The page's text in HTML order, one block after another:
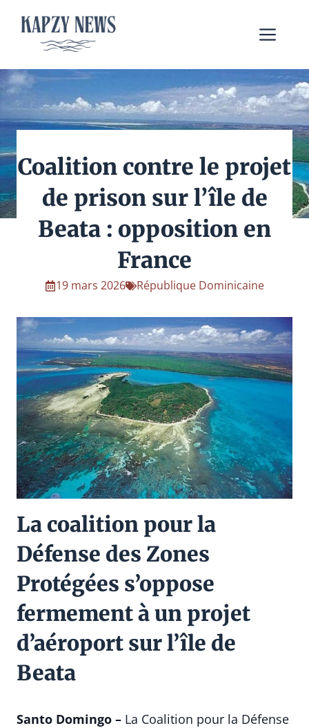
contenu
Coalition contre le projet
de prison sur l’île de
Beata : opposition en
France
19 mars 2026 République Dominicaine
La coalition pour la
Défense des Zones
Protégées s’oppose
fermement à un projet
d’aéroport sur l’île de
Beata
Santo Domingo – La Coalition pour la Défense